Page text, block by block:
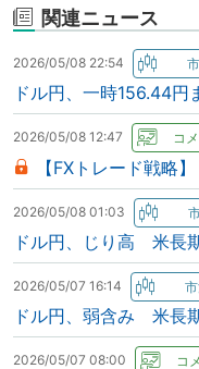
関連ニュース
2026/05/08 22:54
ドル円、一時156.44
2026/05/08 12:47
【FXトレード戦略
2026/05/08 01:03
ドル円、じり高 米長
2026/05/07 16:14
ドル円、弱含み 米長
2026/05/07 08:00